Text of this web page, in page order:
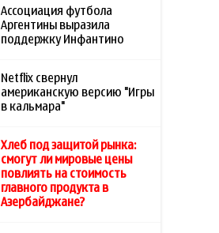
Ассоциация футбола
Аргентины выразила
поддержку Инфантино
Netflix свернул
американскую версию "Игры
в кальмара"
Хлеб под защитой рынка:
смогут ли мировые цены
повлиять на стоимость
главного продукта в
Азербайджане?